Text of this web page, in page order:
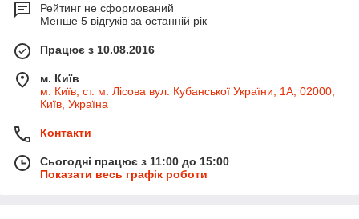
Рейтинг не сформований
Менше 5 відгуків за останній рік
Працює з 10.08.2016
м. Київ
м. Київ, ст. м. Лісова вул. Кубанської України, 1А, 02000,
Київ, Україна
Контакти
Сьогодні працює з 11:00 до 15:00
Показати весь графік роботи